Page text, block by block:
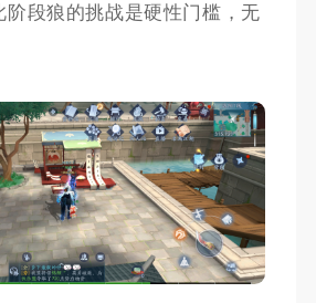
阶段狼的挑战是硬性门槛，无